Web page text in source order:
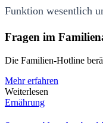
Funktion wesentlich
Fragen im
Die Familien-Hotline
Mehr erfahren
Weiterlesen
Ernährung